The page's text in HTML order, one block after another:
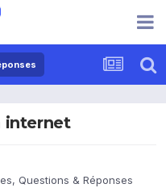
internet
Questions & Réponses